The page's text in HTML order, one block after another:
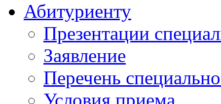
Абитуриенту
Презентации
Заявление
Перечень